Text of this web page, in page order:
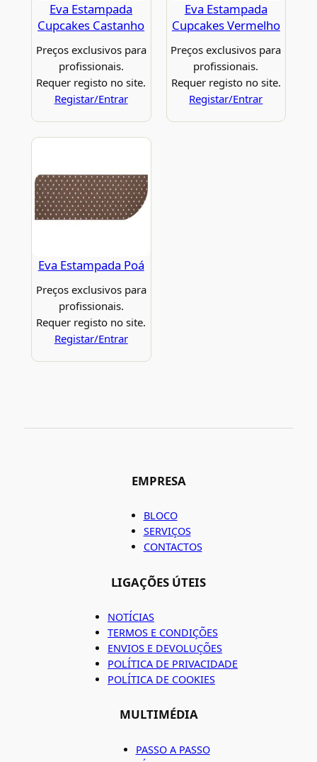
Eva Estampada
Cupcakes Castanho
Preços exclusivos para
profissionais.
Requer registo no site.
Registar/Entrar
Eva Estampada
Cupcakes Vermelho
Preços exclusivos para
profissionais.
Requer registo no site.
Registar/Entrar
Eva Estampada Poá
Preços exclusivos para
profissionais.
Requer registo no site.
Registar/Entrar
EMPRESA
BLOCO
SERVIÇOS
CONTACTOS
LIGAÇÕES ÚTEIS
NOTÍCIAS
TERMOS E CONDIÇÕES
ENVIOS E DEVOLUÇÕES
POLÍTICA DE PRIVACIDADE
POLÍTICA DE COOKIES
MULTIMÉDIA
PASSO A PASSO